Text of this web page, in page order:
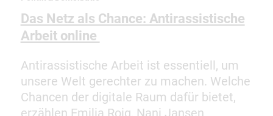
Das Netz als Chance: Antirassistische
Arbeit online
Antirassistische Arbeit ist essentiell, um
unsere Welt gerechter zu machen. Welche
Chancen der digitale Raum dafür bietet,
erzählen Emilia Roig, Nani Jansen